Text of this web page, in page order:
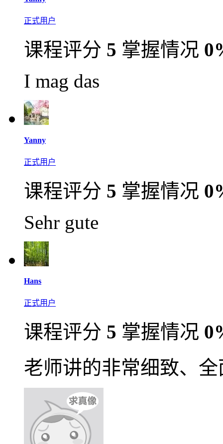
正式用户
课程评分 5 掌握情况
I mag das
Yanny
正式用户
课程评分 5 掌握情况
Sehr gute
Hans
正式用户
课程评分 5 掌握情况
老师讲的非常细致、全